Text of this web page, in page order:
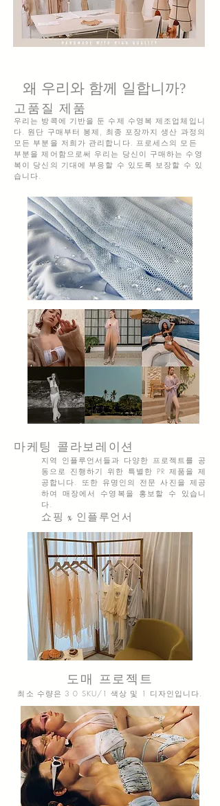
왜 우리와 함께 일합니까?
고품질 제품
우리는 방콕에 기반을 둔 수제 수영복 제조업체입니
다. 원단 구매부터 봉제, 최종 포장까지 생산 과정의
모든 부분을 저희가 관리합니다. 프로세스의 모든
부분을 제어함으로써 우리는 당신이 구매하는 수영
복이 당신의 기대에 부응할 수 있도록 보장할 수 있
습니다.
마케팅 콜라보레이션
지역 인플루언서들과 다양한 프로젝트를 공
동으로 진행하기 위한 특별한 PR 제품을 제
공합니다. 또한 유명인의 전문 사진을 제공
하여 매장에서 수영복을 홍보할 수 있습니
다.
쇼핑 x 인플루언서
도매 프로젝트
최소 수량은 3 0 SKU/1 색상 및 1 디자인입니다.